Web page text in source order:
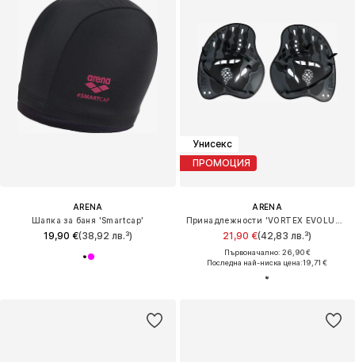
ARENA
Шапка за баня 'Smartcap'
19,90 €(38,92 лв.³)
Унисекс
ПРОМОЦИЯ
ARENA
21,90 €(42,83 лв.³)
Първоначално: 26,90 €
Последна най-ниска цена:19,71 €